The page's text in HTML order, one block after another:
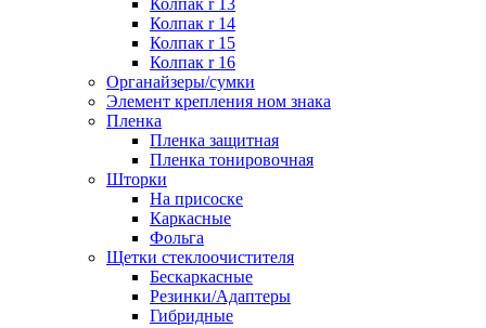
Колпак r 13
Колпак r 14
Колпак r 15
Колпак r 16
Органайзеры/сумки
Элемент крепления ном знака
Пленка
Пленка защитная
Пленка тонировочная
Шторки
На присоске
Каркасные
Фольга
Щетки стеклоочистителя
Бескаркасные
Резинки/Адаптеры
Гибридные